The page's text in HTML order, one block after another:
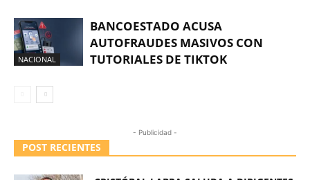
NACIONAL
BANCOESTADO ACUSA
AUTOFRAUDES MASIVOS CON
TUTORIALES DE TIKTOK
- Publicidad -
POST RECIENTES